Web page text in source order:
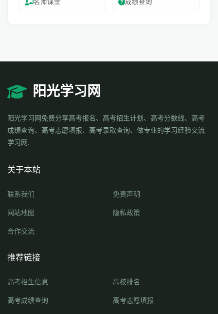
名师课堂 成绩查询
阳光学习网
阳光学习网免费分享高考报名、高考招生计划、高考分数线、高考
成绩查询、高考志愿填报、高考录取查询、做专业的学习经验交流
学习网.
关于本站
联系我们 免责声明
网站地图 隐私政策
合作交流
推荐链接
高考招生信息 高校排名
高考成绩查询 高考志愿填报